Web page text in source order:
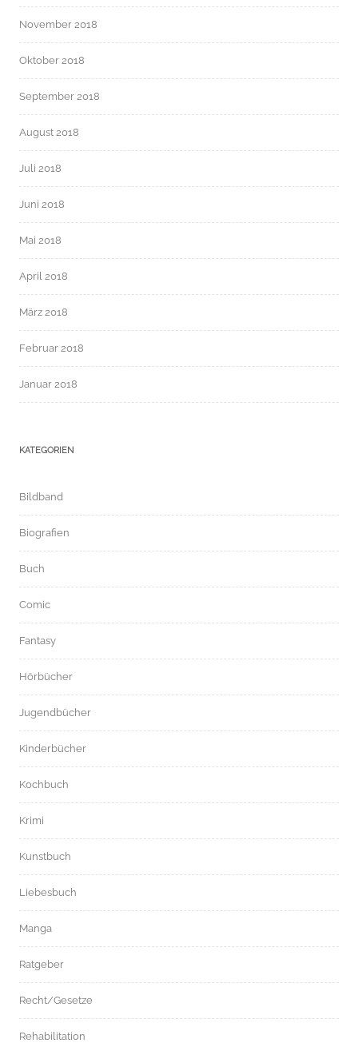
November 2018
Oktober 2018
September 2018
August 2018
Juli 2018
Juni 2018
Mai 2018
April 2018
März 2018
Februar 2018
Januar 2018
KATEGORIEN
Bildband
Biografien
Buch
Comic
Fantasy
Hörbücher
Jugendbücher
Kinderbücher
Kochbuch
Krimi
Kunstbuch
Liebesbuch
Manga
Ratgeber
Recht/Gesetze
Rehabilitation